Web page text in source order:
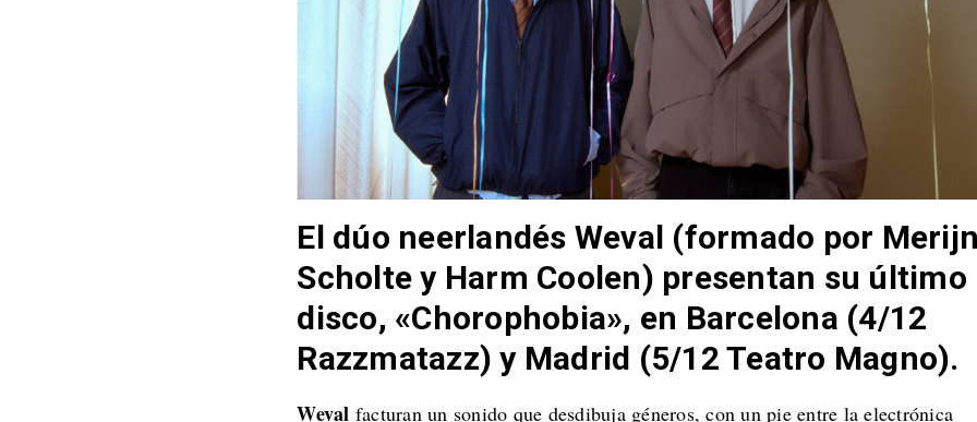
El dúo neerlandés Weval (formado por
Scholte y Harm Coolen) presentan su último
disco, «Chorophobia», en Barcelona (4/12
Razzmatazz) y Madrid (5/12 Teatro Magno).
Weval facturan un sonido que desdibuja géneros, con un pie entre la electrónica